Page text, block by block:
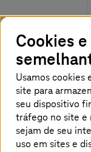
Cookies
Usamos cookies
site para
seu dispositivo
tráfego no site e
sejam de seu
uso em sites e